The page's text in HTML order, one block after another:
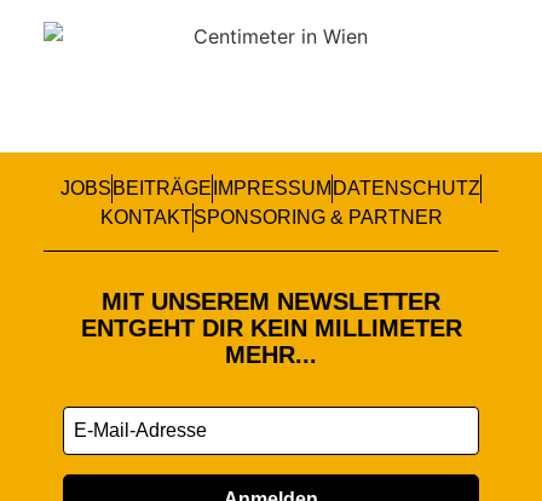
JOBS BEITRÄGE IMPRESSUM DATENSCHUTZ
KONTAKTSPONSORING & PARTNER
MIT UNSEREM NEWSLETTER
ENTGEHT DIR KEIN MILLIMETER
MEHR...